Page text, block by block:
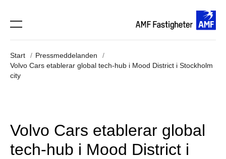
Start
Pressmeddelanden
Volvo Cars etablerar global tech-hub i Mood District i Stockholm
city
Volvo Cars etablerar global
tech-hub i Mood District i